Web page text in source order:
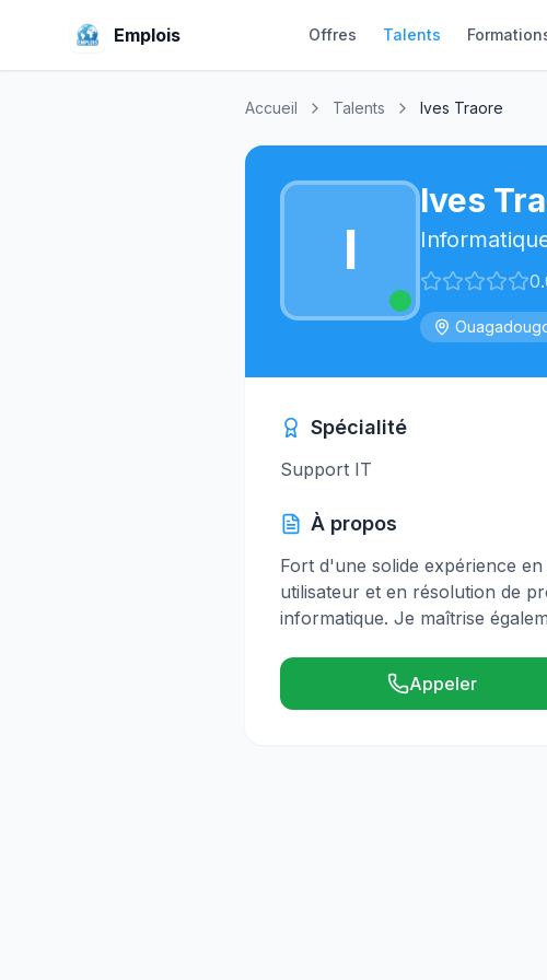
Emplois Offres Talents
Accueil Talents Ives Traore
I
Ives
Spécialité
Support IT
À propos
Fort d'une solide expérience
utilisateur et en résolution de
informatique. Je maîtrise
Appeler